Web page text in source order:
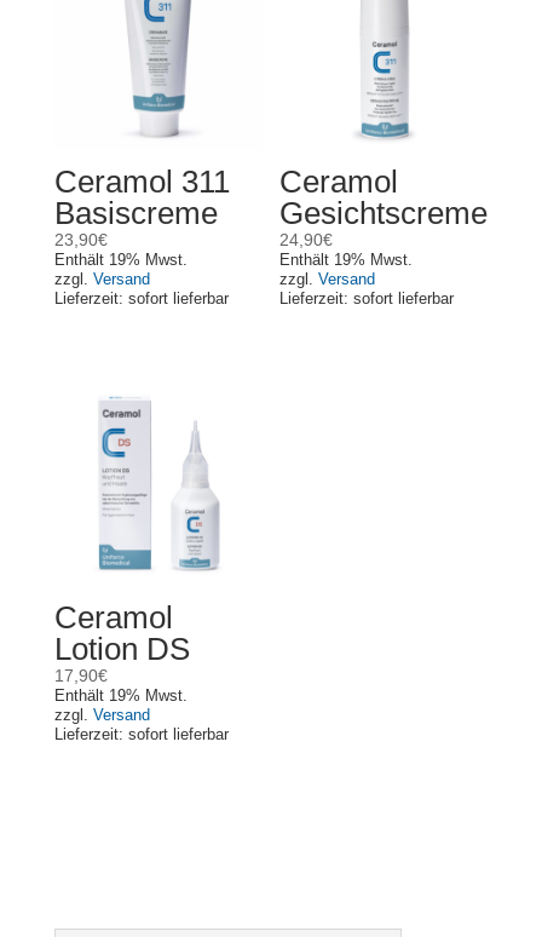
Ceramol 311
Basiscreme
23,90€
Enthält 19% Mwst.
zzgl. Versand
Lieferzeit: sofort lieferbar
Ceramol
Gesichtscreme
24,90€
Enthält 19% Mwst.
zzgl.Versand
Lieferzeit: sofort lieferbar
Ceramol
Lotion DS
17,90€
Enthält 19% Mwst.
zzgl. Versand
Lieferzeit: sofort lieferbar